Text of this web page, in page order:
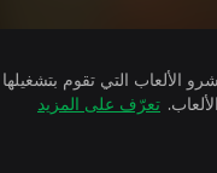
تعرّف على المزيد